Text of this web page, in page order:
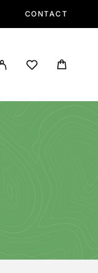
CONTACT